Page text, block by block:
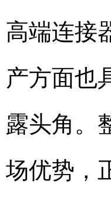
高端连接
产方面也
露头角。
场优势，